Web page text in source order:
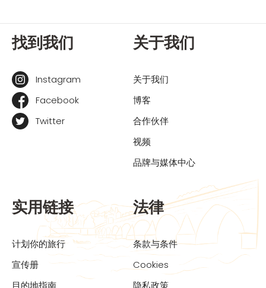
找到我们
Instagram
Facebook
Twitter
关于我们
关于我们
博客
合作伙伴
视频
品牌与媒体中心
实用链接
计划你的旅行
宣传册
目的地指南
法律
条款与条件
Cookies
隐私政策